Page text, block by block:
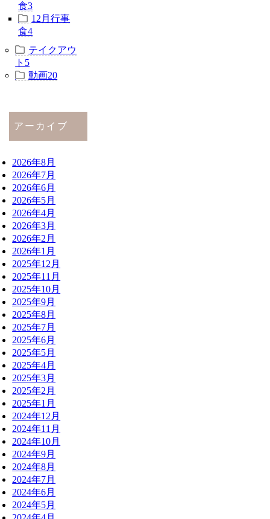
食3
12月行事
食4
テイクアウ
ト 5
動画20
アーカイブ
2026年8月
2026年7月
2026年6月
2026年5月
2026年4月
2026年3月
2026年2月
2026年1月
2025年12月
2025年11月
2025年10月
2025年9月
2025年8月
2025年7月
2025年6月
2025年5月
2025年4月
2025年3月
2025年2月
2025年1月
2024年12月
2024年11月
2024年10月
2024年9月
2024年8月
2024年7月
2024年6月
2024年5月